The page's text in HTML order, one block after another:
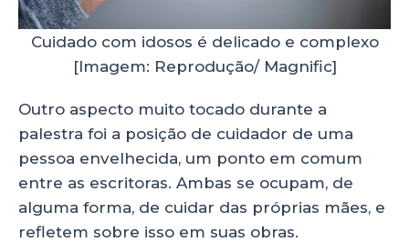
Cuidado com idosos é delicado e complexo
[Imagem: Reprodução/ Magnific]
Outro aspecto muito tocado durante a
palestra foi a posição de cuidador de uma
pessoa envelhecida, um ponto em comum
entre as escritoras. Ambas se ocupam, de
alguma forma, de cuidar das próprias mães, e
refletem sobre isso em suas obras.